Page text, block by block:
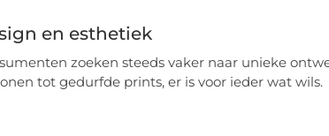
en esthetiek
zoeken steeds vaker naar unieke
tot gedurfde prints, er is voor ieder wat wils.